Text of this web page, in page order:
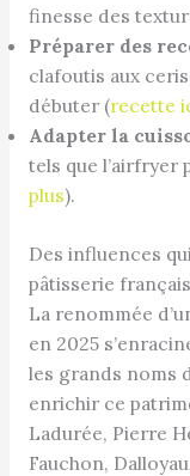
finesse des
Préparer des
clafoutis aux
débuter (recette
Adapter la
tels que l’airfryer
plus).
Des influences
pâtisserie
La renommée
en 2025
les grands noms
enrichir ce
Ladurée, Pierre
Fauchon,